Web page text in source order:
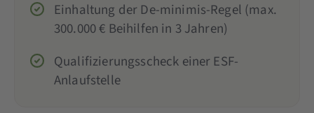
Einhaltung der De-minimis-Regel (max.
300.000 € Beihilfen in 3 Jahren)
Qualifizierungsscheck einer ESF-
Anlaufstelle